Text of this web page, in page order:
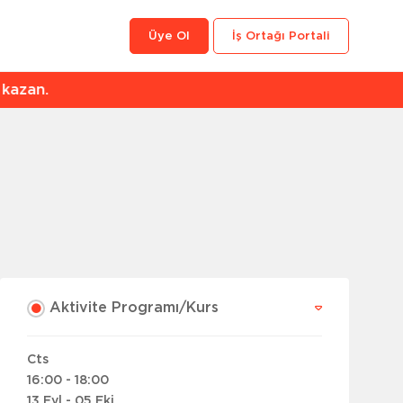
İş Ortağı Portali
Üye Ol
Aktivite Programı/Kurs
Cts
16:00 - 18:00